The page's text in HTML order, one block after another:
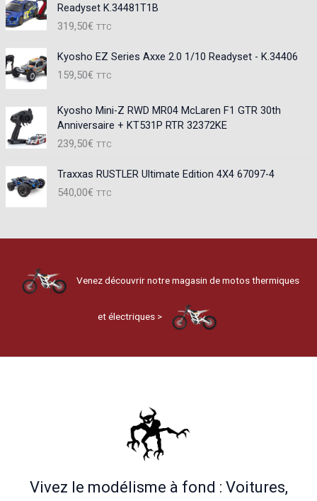
Readyset K.34481T1B
319,50€ TTC
Kyosho EZ Series Axxe 2.0 1/10 Readyset - K.34406
159,50€ TTC
Kyosho Mini-Z RWD MR04 McLaren F1 GTR 30th
Anniversaire + KT531P RTR 32372KE
239,50€ TTC
Traxxas RUSTLER Ultimate Edition 4X4 67097-4
540,00€ TTC
Venez découvrir notre magasin de motos thermiques
et électriques >
Vivez le modélisme à fond : Voitures,